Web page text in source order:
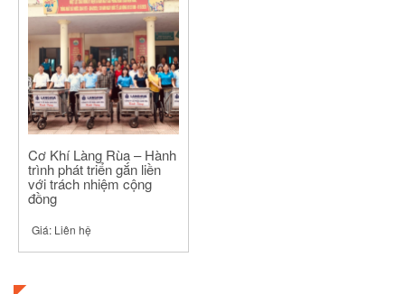
Cơ Khí Làng Rùa – Hành
trình phát triển gắn liền
với trách nhiệm cộng
đồng
Giá: Liên hệ